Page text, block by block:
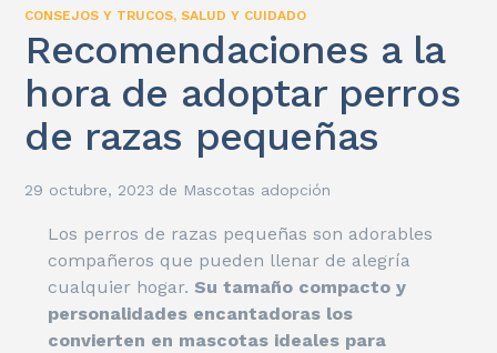
CONSEJOS Y TRUCOS,SALUD Y CUIDADO
Recomendaciones a la
hora de adoptar perros
de razas pequeñas
29 octubre, 2023 de Mascotas adopción
Los perros de razas pequeñas son adorables
compañeros que pueden llenar de alegría
cualquier hogar. Su tamaño compacto y
personalidades encantadoras los
convierten en mascotas ideales para